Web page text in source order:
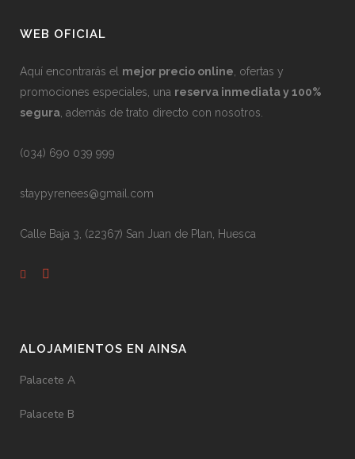
WEB OFICIAL
Aquí encontrarás el mejor precio online, ofertas y
promociones especiales, una reserva inmediata y 100%
segura, además de trato directo con nosotros.
(034) 690 039 999
staypyrenees@gmail.com
Calle Baja 3, (22367) San Juan de Plan, Huesca
ALOJAMIENTOS EN AINSA
Palacete A
Palacete B